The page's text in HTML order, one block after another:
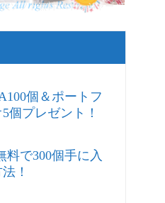
ソフト無料EAトレジャー
個＆ポートフ
個プレゼント！
料で300個手に入
！